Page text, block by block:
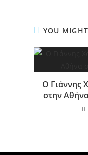
YOU
Ο Γιάννης
στην